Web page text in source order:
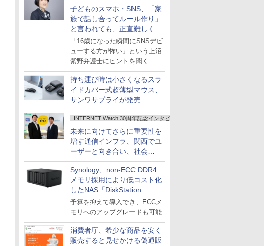
子どものスマホ・SNS、「家
族で話し合ってルール作り」
と言われても、正直難しくな
いですか？
「16歳になった瞬間にSNSデビ
ューする方が怖い」という上沼
紫野弁護士にヒントを聞く
持ち運び時は小さくなるスラ
イドカバー式超薄型マウス、
サンワサプライが発売
INTERNET Watch 30周年記念インタビュー
未来に向けてさらに重要性を
増す通信インフラ、関西でユ
ーザーと向き合い、社会
の“あたらしい”を起動し続け
る～オプテージ
Synology、non-ECC DDR4
メモリ採用により低コスト化
したNAS「DiskStation
neo+」シリーズ
予算を抑えて導入でき、ECCメ
モリへのアップグレードも可能
消費者庁、希少な商品を安く
販売すると見せかける偽通販